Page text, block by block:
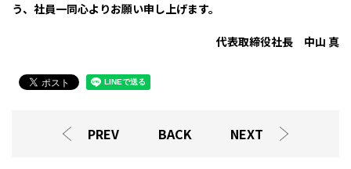
う、社員一同心よりお願い申し上げます。
代表取締役社長 中山 真
PREV BACK NEXT